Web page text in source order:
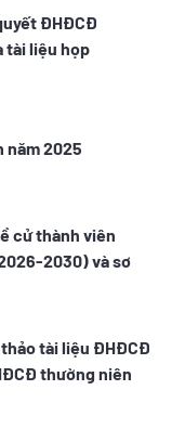
ĐHĐCĐ
tài liệu họp
năm 2025
cử thành viên
2030) và sơ
tài liệu ĐHĐCĐ
thường niên